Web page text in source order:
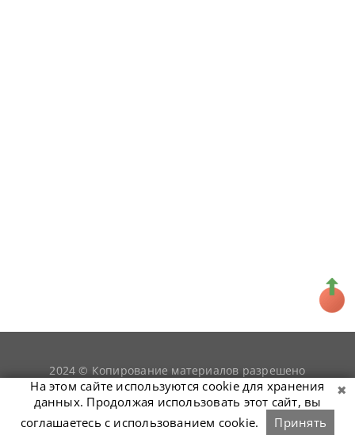
2024 © Копирование материалов разрешено
только при условии гиперссылки наsnookerist.ru
На этом сайте используются cookie для хранения
данных. Продолжая использовать этот сайт, вы
соглашаетесь с использованием cookie.
Принять